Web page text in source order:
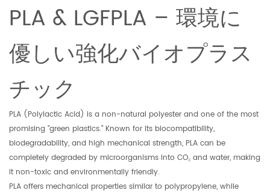
PLA & LGFPLA – 環境に
優しい強化バイオプラス
チック
PLA (Polylactic Acid) is a non-natural polyester and one of the most
promising "green plastics." Known for its biocompatibility,
biodegradability, and high mechanical strength, PLA can be
completely degraded by microorganisms into CO₂ and water, making
it non-toxic and environmentally friendly.
PLA offers mechanical properties similar to polypropylene, while